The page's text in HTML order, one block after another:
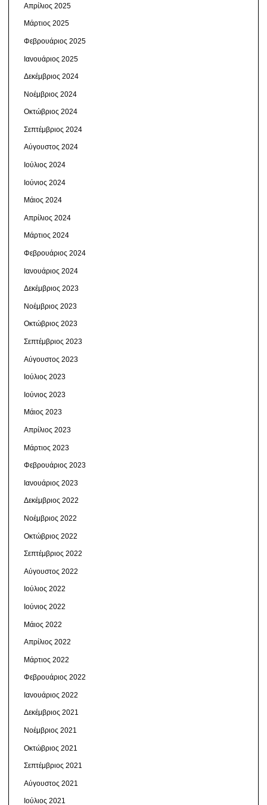
Απρίλιος 2025
Μάρτιος 2025
Φεβρουάριος 2025
Ιανουάριος 2025
Δεκέμβριος 2024
Νοέμβριος 2024
Οκτώβριος 2024
Σεπτέμβριος 2024
Αύγουστος 2024
Ιούλιος 2024
Ιούνιος 2024
Μάιος 2024
Απρίλιος 2024
Μάρτιος 2024
Φεβρουάριος 2024
Ιανουάριος 2024
Δεκέμβριος 2023
Νοέμβριος 2023
Οκτώβριος 2023
Σεπτέμβριος 2023
Αύγουστος 2023
Ιούλιος 2023
Ιούνιος 2023
Μάιος 2023
Απρίλιος 2023
Μάρτιος 2023
Φεβρουάριος 2023
Ιανουάριος 2023
Δεκέμβριος 2022
Νοέμβριος 2022
Οκτώβριος 2022
Σεπτέμβριος 2022
Αύγουστος 2022
Ιούλιος 2022
Ιούνιος 2022
Μάιος 2022
Απρίλιος 2022
Μάρτιος 2022
Φεβρουάριος 2022
Ιανουάριος 2022
Δεκέμβριος 2021
Νοέμβριος 2021
Οκτώβριος 2021
Σεπτέμβριος 2021
Αύγουστος 2021
Ιούλιος 2021